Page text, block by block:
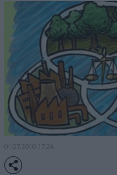
01·07·2010 17:26